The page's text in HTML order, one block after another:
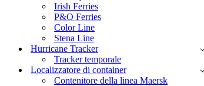
Irish Ferries
P&O Ferries
Color Line
Stena Line
Hurricane Tracker
Tracker temporale
Localizzatore di container
Contenitore della linea Maersk